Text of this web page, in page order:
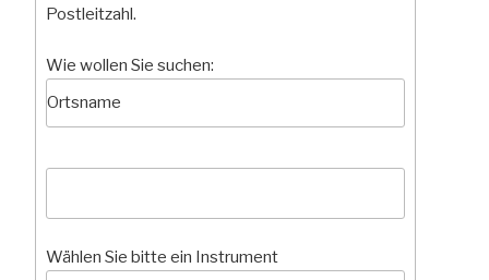
Postleitzahl.
Wie wollen Sie suchen:
Wählen Sie bitte ein Instrument